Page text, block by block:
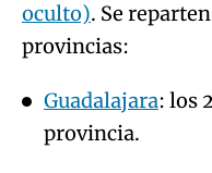
oculto). Se
provincias:
Guadalajara: los
provincia.